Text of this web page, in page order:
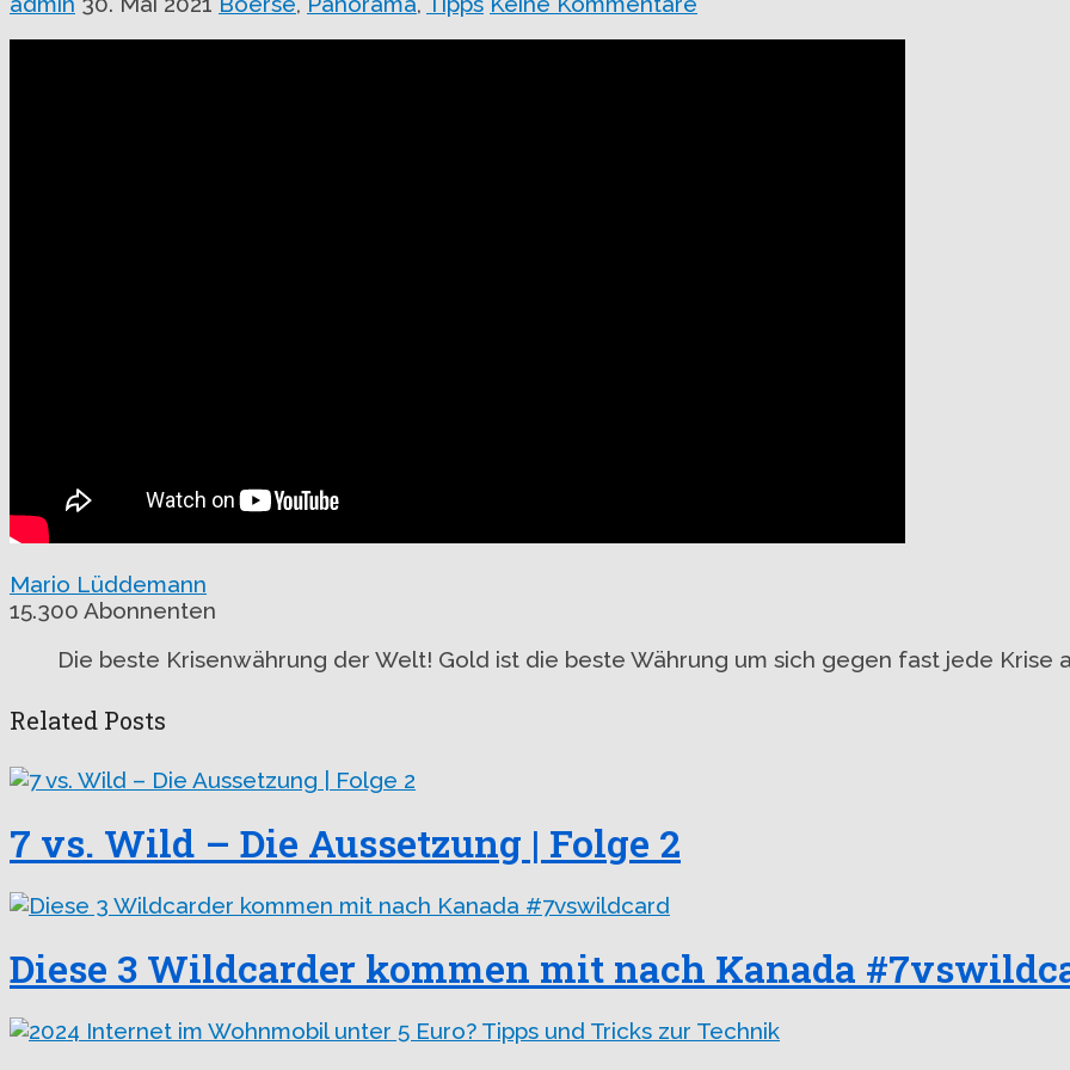
Mario Lüddemann
15.300 Abonnenten
Die beste Krisenwährung der Welt! Gold ist die beste Währung um sich gegen fast jede Krise
Related Posts
7 vs. Wild – Die Aussetzung | Folge 2
Diese 3 Wildcarder kommen mit nach Kanada